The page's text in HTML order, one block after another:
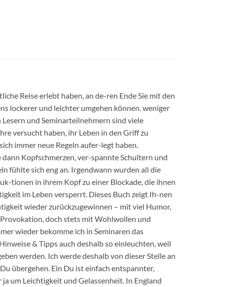
Reise erlebt haben, an de-ren Ende Sie mit den
lockerer und leichter umgehen können. weniger
und Seminarteilnehmern sind viele
versucht haben, ihr Leben in den Griff zu
immer neue Regeln aufer-legt haben.
Kopfschmerzen, ver-spannte Schultern und
fühlte sich eng an. Irgendwann wurden all die
tionen in ihrem Kopf zu einer Blockade, die ihnen
im Leben versperrt. Dieses Buch zeigt Ih-nen
wieder zurückzugewinnen – mit viel Humor,
doch stets mit Wohlwollen und
wieder bekomme ich in Seminaren das
& Tipps auch deshalb so einleuchten, weil
werden. Ich werde deshalb von dieser Stelle an
übergehen. Ein Du ist einfach entspannter,
um Leichtigkeit und Gelassenheit. In England